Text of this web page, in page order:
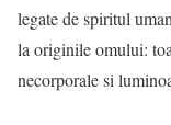
legate de spiritul
la originile omului:
necorporale si